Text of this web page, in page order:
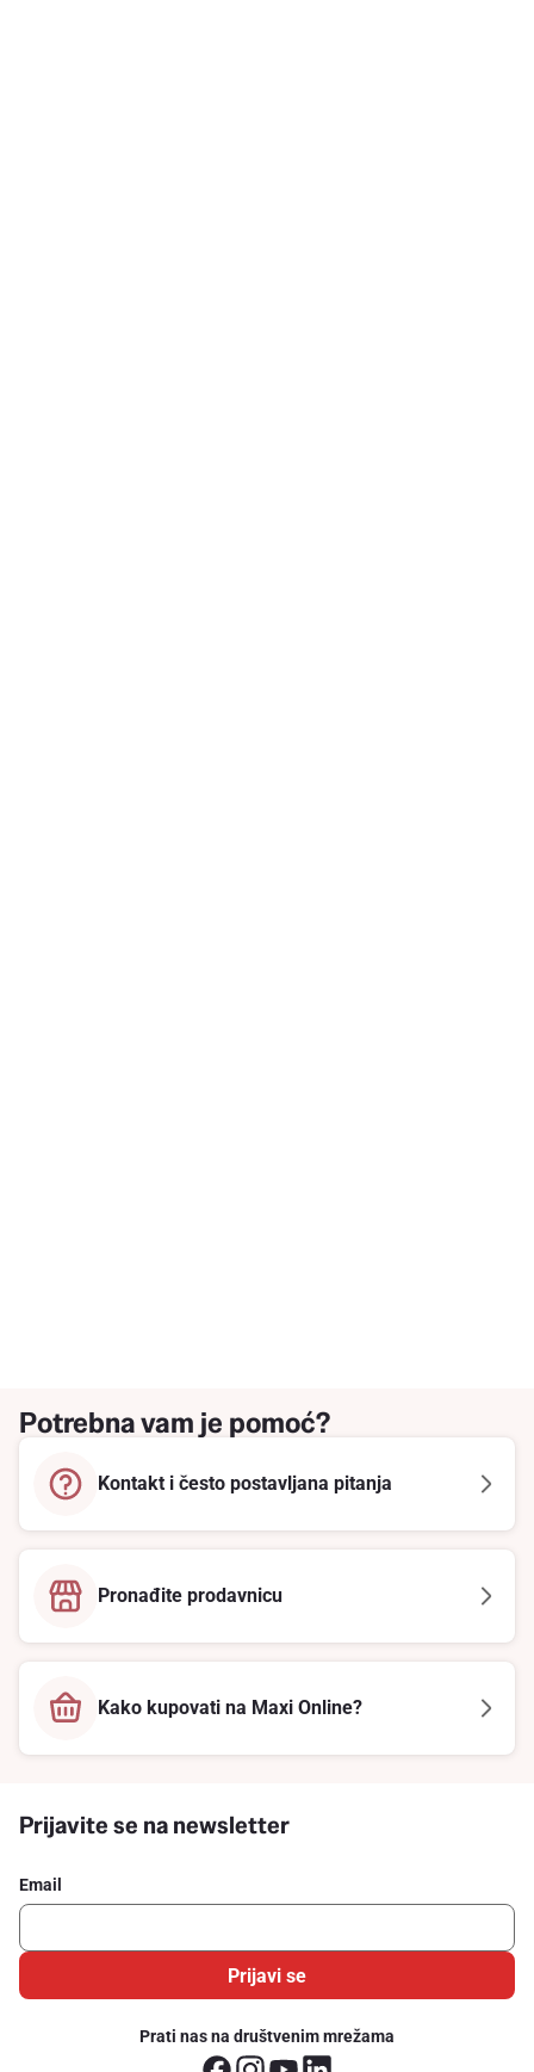
Potrebna vam je pomoć?
Kontakt i često postavljana pitanja
Pronađite prodavnicu
Kako kupovati na Maxi Online?
Prijavite se na newsletter
Email
Prijavi se
Prati nas na društvenim mrežama